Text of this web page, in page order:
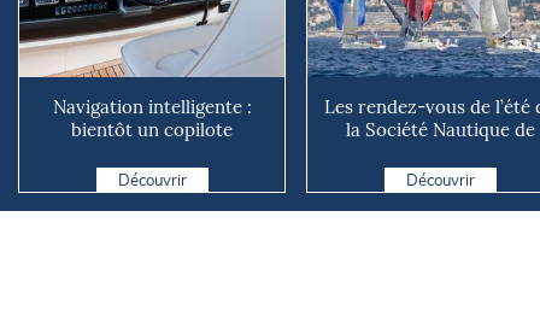
Navigation intelligente :
bientôt un copilote
Découvrir
Les rendez-vous de l’été
la Société Nautique de
Découvrir